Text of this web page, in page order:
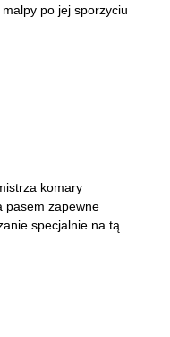
po jej sporzyciu
komary
pasem zapewne
specjalnie na tą